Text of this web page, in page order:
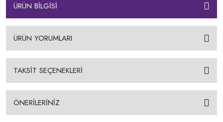
ÜRÜN BİLGİSİ
ÜRÜN YORUMLARI
TAKSİT SEÇENEKLERİ
ÖNERİLERİNİZ